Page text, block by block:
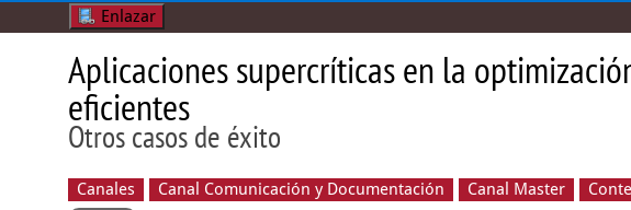
Enlazar
Aplicaciones supercríticas en la
eficientes
Otros casos de éxito
Canales Canal Comunicación y Documentación Canal Master